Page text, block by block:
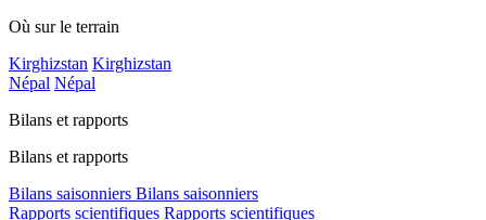
Où sur le terrain
Kirghizstan Kirghizstan
Népal Népal
Bilans et rapports
Bilans et rapports
Bilans saisonniers Bilans saisonniers
Rapports scientifiques Rapports scientifiques